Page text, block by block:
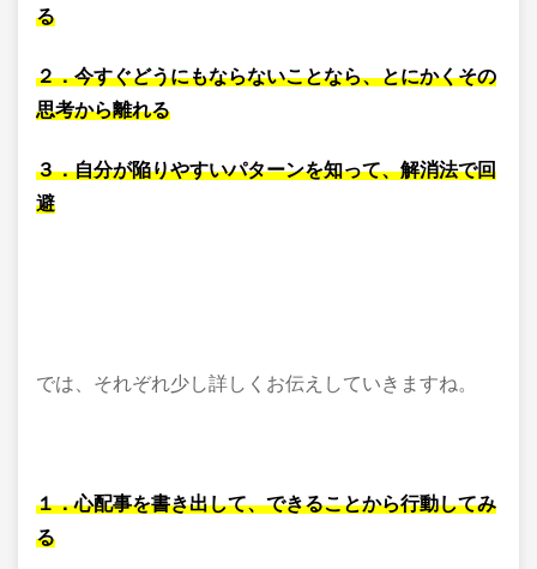
る
２．今すぐどうにもならないことなら、とにかくその
思考から離れる
３．自分が陥りやすいパターンを知って、解消法で回
避
では、それぞれ少し詳しくお伝えしていきますね。
１．心配事を書き出して、できることから行動してみ
る